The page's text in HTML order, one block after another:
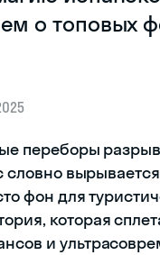
о топовых
переборы
словно
фон для
которая
и